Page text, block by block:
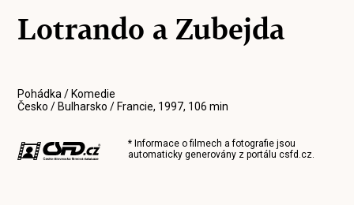
Lotrando a Zubejda
Pohádka / Komedie
Česko / Bulharsko / Francie, 1997, 106 min
* Informace o filmech a fotografie jsou
automaticky generovány z portálucsfd.cz.